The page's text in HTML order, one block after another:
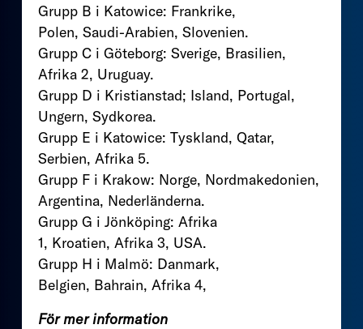
Grupp B i Katowice: Frankrike,
Polen, Saudi-Arabien, Slovenien.
Grupp C i Göteborg: Sverige, Brasilien,
Afrika 2, Uruguay.
Grupp D i Kristianstad; Island, Portugal,
Ungern, Sydkorea.
Grupp E i Katowice: Tyskland, Qatar,
Serbien, Afrika 5.
Grupp F i Krakow: Norge, Nordmakedonien,
Argentina, Nederländerna.
Grupp G i Jönköping: Afrika
1, Kroatien, Afrika 3, USA.
Grupp H i Malmö: Danmark,
Belgien, Bahrain, Afrika 4,
För mer information